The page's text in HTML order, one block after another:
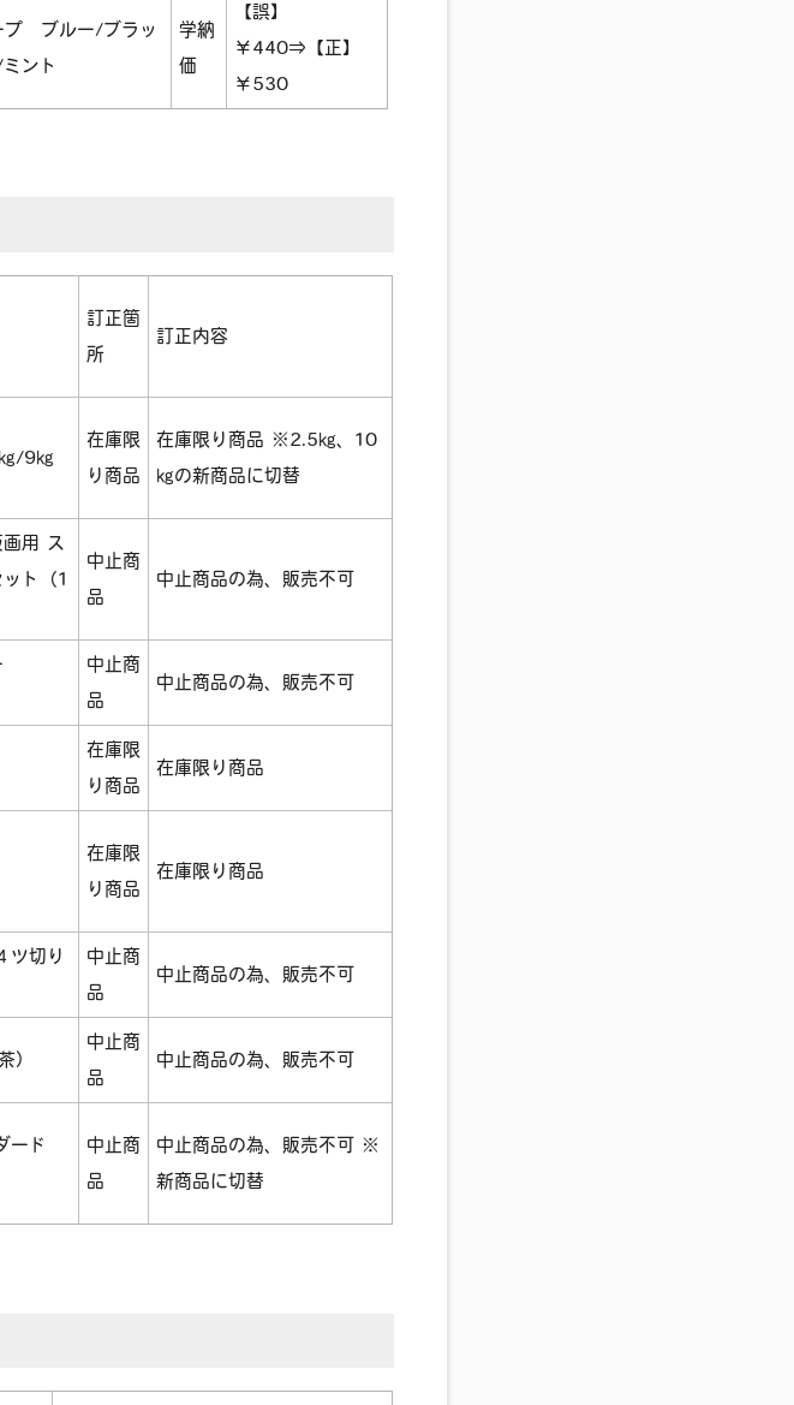
プ ブルー/ブラッ
ント
学納
価
【誤】
￥440⇒【正】
￥530
訂正箇
所
訂正内容
/9㎏
在庫限
り商品
在庫限り商品 ※2.5㎏、10
㎏の新商品に切替
用 ス
ト（1
中止商
品
中止商品の為、販売不可
中止商
品
中止商品の為、販売不可
在庫限
り商品
在庫限り商品
在庫限
り商品
在庫限り商品
ツ切り
中止商
品
中止商品の為、販売不可
）
中止商
品
中止商品の為、販売不可
ード
中止商
品
中止商品の為、販売不可 ※
新商品に切替